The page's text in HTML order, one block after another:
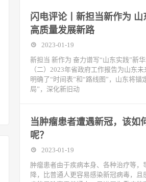
闪电评论丨新担当新作为 山
高质量发展新路
2023-01-19
新担当 新作为 奋力谱写“山东实践”新
（二）2023年省政府工作报告为山东
明确了“时间表”和“路线图”，山东将锚
局”，深化新旧动
当肿瘤患者遭遇新冠，该如
呢？
2023-01-19
肿瘤患者由于疾病本身、各种治疗等，
降，比普通人更容易感染新冠病毒，且